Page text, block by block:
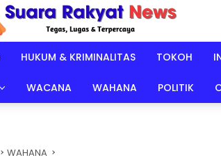
HUKUM & KRIMINALITAS TOKOH
WACANA WAHANA POLITIK
WAHANA